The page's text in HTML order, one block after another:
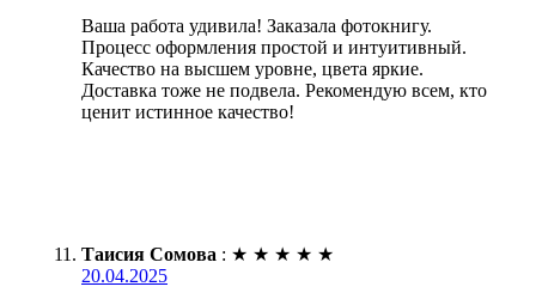
Ваша работа удивила! Заказала фотокнигу.
Процесс оформления простой и интуитивный.
Качество на высшем уровне, цвета яркие.
Доставка тоже не подвела. Рекомендую всем, кто
ценит истинное качество!
Таисия Сомова : ★ ★ ★ ★ ★
20.04.2025